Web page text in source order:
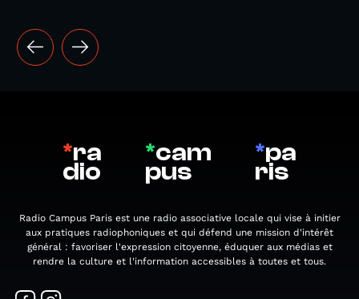
*ra
dio
*cam
pus
*pa
ris
Radio Campus Paris est une radio associative locale qui vise à initier
aux pratiques radiophoniques et qui défend une mission d'intérêt
général : favoriser l'expression citoyenne, éduquer aux médias et
rendre la culture et l'information accessibles à toutes et tous.